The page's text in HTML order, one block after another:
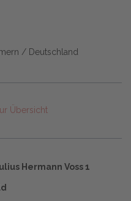
Übersicht
/ Deutschland
Hermann Voss 1